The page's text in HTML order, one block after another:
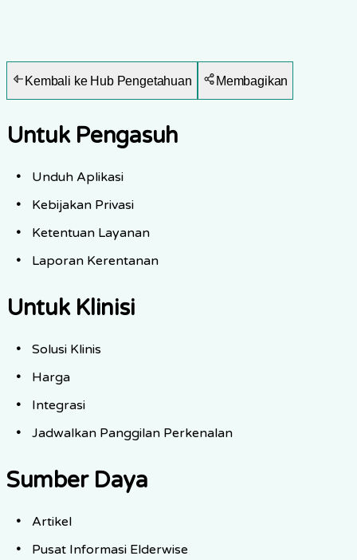
Kembali ke Hub Pengetahuan Membagikan
Untuk Pengasuh
Unduh Aplikasi
Kebijakan Privasi
Ketentuan Layanan
Laporan Kerentanan
Untuk Klinisi
Solusi Klinis
Harga
Integrasi
Jadwalkan Panggilan Perkenalan
Sumber Daya
Artikel
Pusat Informasi Elderwise